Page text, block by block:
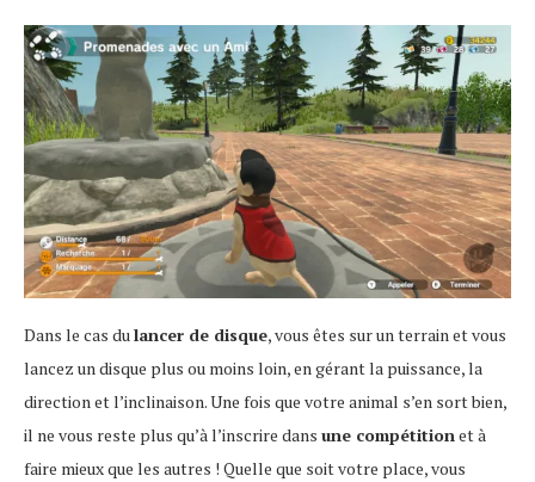
Dans le cas dulancer de disque, vous êtes sur un terrain et vous
lancez un disque plus ou moins loin, en gérant la puissance, la
direction et l’inclinaison. Une fois que votre animal s’en sort bien,
il ne vous reste plus qu’à l’inscrire dans une compétitionet à
faire mieux que les autres ! Quelle que soit votre place, vous